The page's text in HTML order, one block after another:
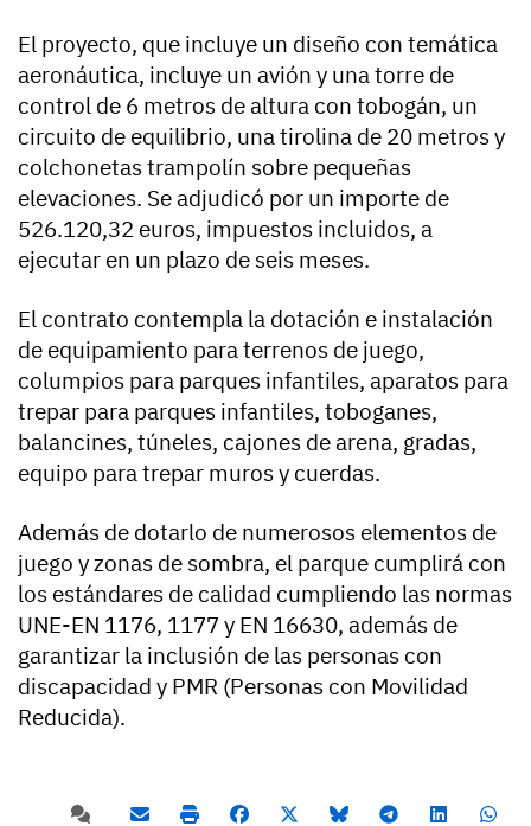
El proyecto, que incluye un diseño con temática
aeronáutica, incluye un avión y una torre de
control de 6 metros de altura con tobogán, un
circuito de equilibrio, una tirolina de 20 metros y
colchonetas trampolín sobre pequeñas
elevaciones. Se adjudicó por un importe de
526.120,32 euros, impuestos incluidos, a
ejecutar en un plazo de seis meses.
El contrato contempla la dotación e instalación
de equipamiento para terrenos de juego,
columpios para parques infantiles, aparatos para
trepar para parques infantiles, toboganes,
balancines, túneles, cajones de arena, gradas,
equipo para trepar muros y cuerdas.
Además de dotarlo de numerosos elementos de
juego y zonas de sombra, el parque cumplirá con
los estándares de calidad cumpliendo las normas
UNE-EN 1176, 1177 y EN 16630, además de
garantizar la inclusión de las personas con
discapacidad y PMR (Personas con Movilidad
Reducida).